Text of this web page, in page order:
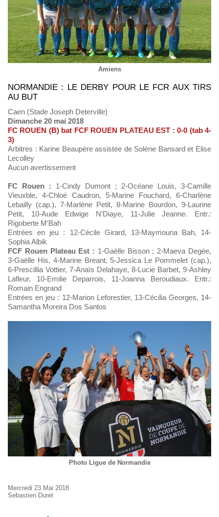
Amiens
NORMANDIE : LE DERBY POUR LE FCR AUX TIRS
AU BUT
Caen (Stade Joseph Deterville)
Dimanche 20 mai 2018
FC ROUEN (B) bat FCF ROUEN PLATEAU EST : 0-0 (tab 4-
3)
Arbitres : Karine Beaupère assistée de Solène Bansard et Elise
Lecolley
Aucun avertissement
FC Rouen : 1-Cindy Dumont ; 2-Océane Louis, 3-Camille
Vieuxble, 4-Chloé Caudron, 5-Marine Fouchard, 6-Charlène
Lebailly (cap.), 7-Marlène Petit, 8-Marine Bourdon, 9-Laurine
Petit, 10-Aude Edwige N'Diaye, 11-Julie Jeanne. Entr.:
Rigoberte M'Bah
Entrées en jeu : 12-Cécile Girard, 13-Maymouna Bah, 14-
Sophia Albik
FCF Rouen Plateau Est : 1-Gaëlle Bisson ; 2-Maeva Degée,
3-Gaëlle His, 4-Marine Breant, 5-Jessica Le Pommelet (cap.),
6-Prescillia Vottier, 7-Anaïs Delahaye, 8-Lucie Barbet, 9-Ashley
Lafleur, 10-Emilie Deparrois, 11-Joanna Beroudiaux. Entr.:
Romain Engrand
Entrées en jeu : 12-Marion Leforestier, 13-Cécilia Georges, 14-
Samantha Moreira Dos Santos
Photo Ligue de Normandie
Mercredi 23 Mai 2018
Sebastien Duret